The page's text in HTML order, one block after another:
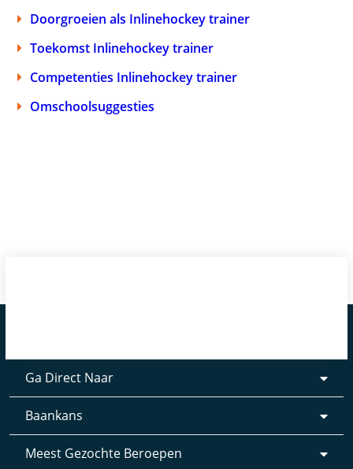
Doorgroeien als Inlinehockey trainer
Toekomst Inlinehockey trainer
Competenties Inlinehockey trainer
Omschoolsuggesties
Ga Direct Naar
Baankans
Meest Gezochte Beroepen